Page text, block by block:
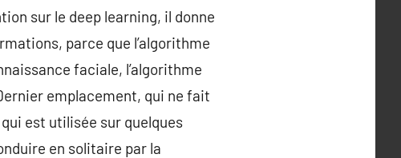
sur le deep learning, il donne
parce que l’algorithme
faciale, l’algorithme
emplacement, qui ne fait
est utilisée sur quelques
en solitaire par la